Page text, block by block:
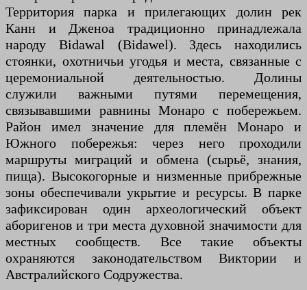
Территория парка и прилегающих долин рек
Канн и Дженоа традиционно принадлежала
народу Bidawal (Bidawel). Здесь находились
стоянки, охотничьи угодья и места, связанные с
церемониальной деятельностью. Долины
служили важными путями перемещения,
связывавшими равнины Монаро с побережьем.
Район имел значение для племён Монаро и
Южного побережья: через него проходили
маршруты миграций и обмена (сырьё, знания,
пища). Высокогорные и низменные прибрежные
зоны обеспечивали укрытие и ресурсы. В парке
зафиксирован один археологический объект
аборигенов и три места духовной значимости для
местных сообществ. Все такие объекты
охраняются законодательством Виктории и
Австралийского Содружества.